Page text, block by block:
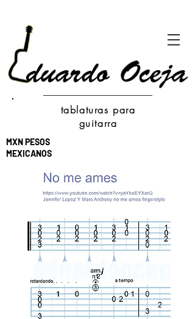
tablaturas para
guitarra
MXN PESOS
MEXICANOS